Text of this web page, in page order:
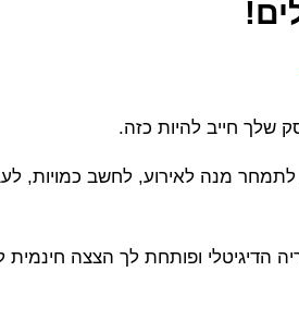
שלך חייב להיות כזה.
25 של קורס הקונדיטוריה הדיגיטלי